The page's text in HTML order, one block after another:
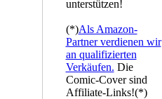
unterstützen!
(*)Als Amazon-
Partner verdienen wir
an qualifizierten
Verkäufen. Die
Comic-Cover sind
Affiliate-Links!(*)